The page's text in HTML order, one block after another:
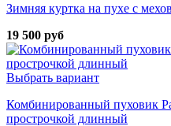
Зимняя куртка на пухе с
19 500 руб
Выбрать вариант
Комбинированный пуховик
прострочкой длинный